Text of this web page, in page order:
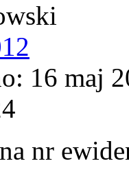
16 maj
nr